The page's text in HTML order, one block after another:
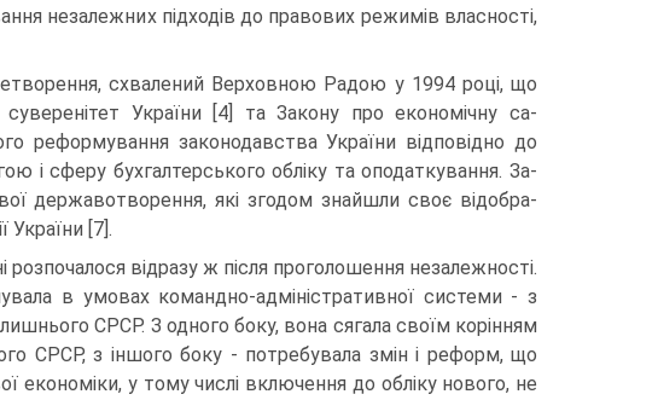
незалежних підходів до правових режимів власнос­ті,
схвалений Верховною Радою у 1994 році, що
України [4] та Закону про економічну са­
реформування законодавства України відповідно до
і сферу бухгалтерського обліку та оподаткування. За­
державотворення, які згодом знайшли своє відобра­
України [7].
відразу ж після проголошення неза­лежності.
в умовах командно-адміністративної сис­теми - з
СРСР. З одного боку, вона сягала сво­їм корінням
СРСР, з іншого боку - потребувала змін і реформ, що
економіки, у тому числі включення до обліку нового, не